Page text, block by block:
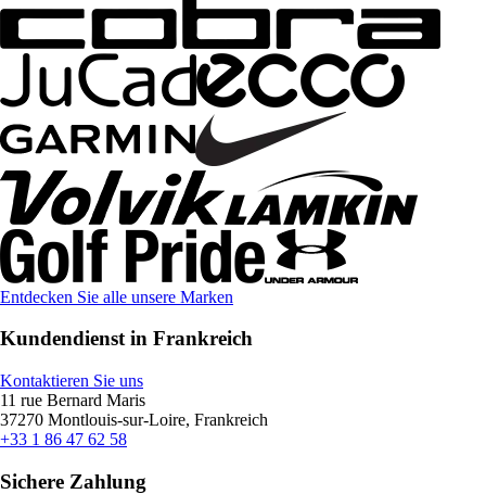
Entdecken Sie alle unsere Marken
Kundendienst in Frankreich
Kontaktieren Sie uns
11 rue Bernard Maris
37270 Montlouis-sur-Loire, Frankreich
+33 1 86 47 62 58
Sichere Zahlung